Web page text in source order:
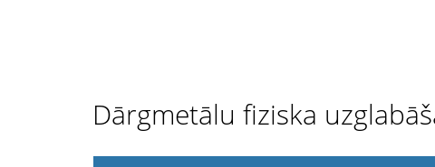
Dārgmetālu fiziska